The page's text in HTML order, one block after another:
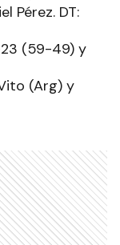
Pérez. DT:
23 (59-49) y
(Arg) y